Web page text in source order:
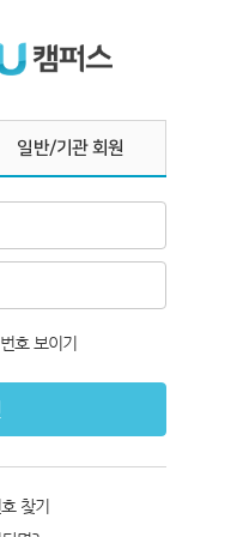
일반/기관 회원
호 보이기
찾기